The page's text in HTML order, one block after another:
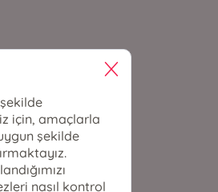
için, amaçlarla
şekilde
nasıl kontrol